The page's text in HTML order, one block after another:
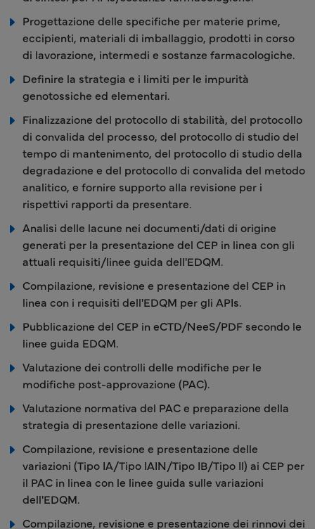
Progettazione delle specifiche per materie prime,
eccipienti, materiali di imballaggio, prodotti in corso
di lavorazione, intermedi e sostanze farmacologiche.
Definire la strategia e i limiti per le impurità
genotossiche ed elementari.
Finalizzazione del protocollo di stabilità, del protocollo
di convalida del processo, del protocollo di studio del
tempo di mantenimento, del protocollo di studio della
degradazione e del protocollo di convalida del metodo
analitico, e fornire supporto alla revisione per i
rispettivi rapporti da presentare.
Analisi delle lacune nei documenti/dati di origine
generati per la presentazione del CEP in linea con gli
attuali requisiti/linee guida dell'EDQM.
Compilazione, revisione e presentazione del CEP in
linea con i requisiti dell'EDQM per gli APIs.
Pubblicazione del CEP in eCTD/NeeS/PDF secondo le
linee guida EDQM.
Valutazione dei controlli delle modifiche per le
modifiche post-approvazione (PAC).
Valutazione normativa del PAC e preparazione della
strategia di presentazione delle variazioni.
Compilazione, revisione e presentazione delle
variazioni (Tipo IA/Tipo IAIN/Tipo IB/Tipo II) ai CEP per
il PAC in linea con le linee guida sulle variazioni
dell'EDQM.
Compilazione, revisione e presentazione dei rinnovi dei